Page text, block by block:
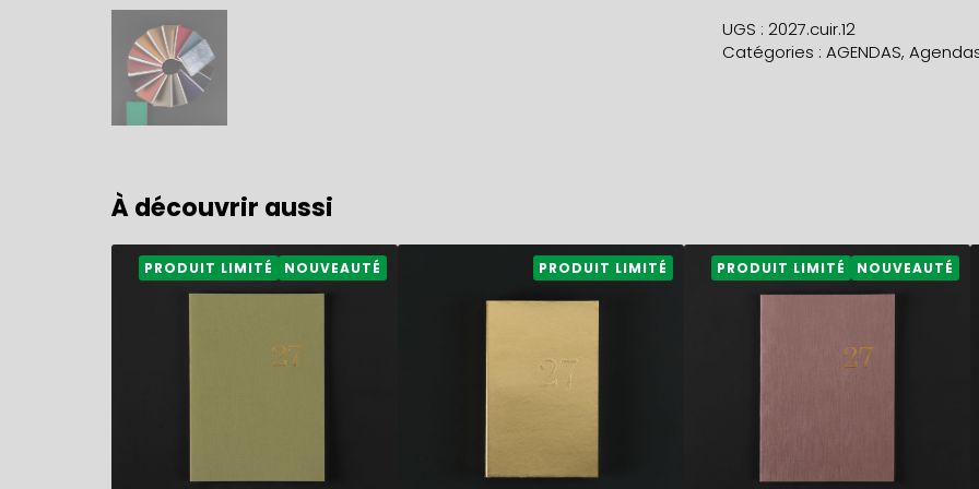
HEBDOMADAIRE
2027
CUIR
UGS : 2027.cuir.12
Catégories : AGENDAS,
À découvrir aussi
21,50€
PRODUIT LIMITÉ NOUVEAUTÉ PRODUIT LIMITÉ 21,50€
PRODUIT LIMITÉ NOUVEAUTÉ